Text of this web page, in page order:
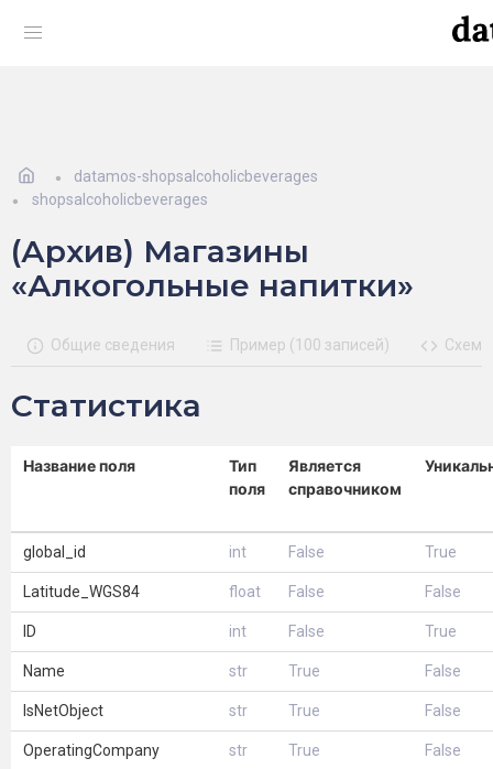
datamos-shopsalcoholicbeverages
shopsalcoholicbeverages
(Архив) Магазины
«Алкогольные напитки»
Общие сведения Пример (100 записей) Схема
Статистика
Название поля
Тип
поля
Является
справочником
global_id int False True
Latitude_WGS84 float False False
ID int False True
Name str True False
IsNetObject str True False
OperatingCompany str True False